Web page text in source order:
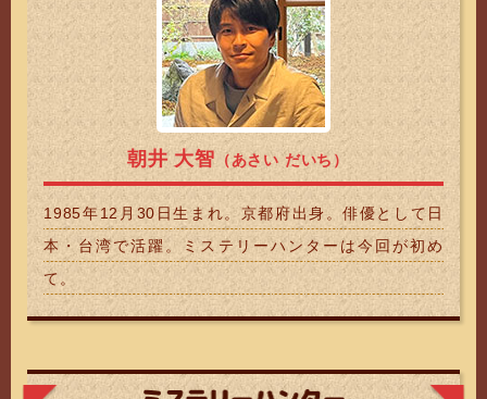
朝井 大智 （あさい だいち）
1985年12月30日生まれ。京都府出身。俳優として日
本・台湾で活躍。ミステリーハンターは今回が初め
て。